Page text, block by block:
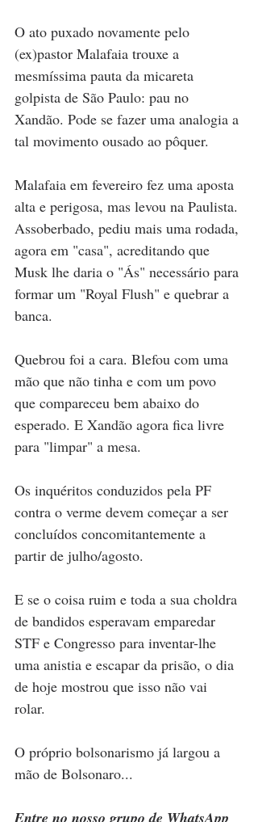
O ato puxado novamente pelo
(ex)pastor Malafaia trouxe a
mesmíssima pauta da micareta
golpista de São Paulo: pau no
Xandão. Pode se fazer uma analogia a
tal movimento ousado ao pôquer.
Malafaia em fevereiro fez uma aposta
alta e perigosa, mas levou na Paulista.
Assoberbado, pediu mais uma rodada,
agora em "casa", acreditando que
Musk lhe daria o "Ás" necessário para
formar um "Royal Flush" e quebrar a
banca.
Quebrou foi a cara. Blefou com uma
mão que não tinha e com um povo
que compareceu bem abaixo do
esperado. E Xandão agora fica livre
para "limpar" a mesa.
Os inquéritos conduzidos pela PF
contra o verme devem começar a ser
concluídos concomitantemente a
partir de julho/agosto.
E se o coisa ruim e toda a sua choldra
de bandidos esperavam emparedar
STF e Congresso para inventar-lhe
uma anistia e escapar da prisão, o dia
de hoje mostrou que isso não vai
rolar.
O próprio bolsonarismo já largou a
mão de Bolsonaro...
Entre no nosso grupo de WhatsApp